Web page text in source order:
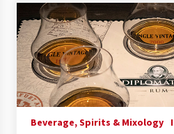
Speciale – Cinque
04/03/2019
Speciale Vini
31/07/2018
Beverage, Spirits & Mixology